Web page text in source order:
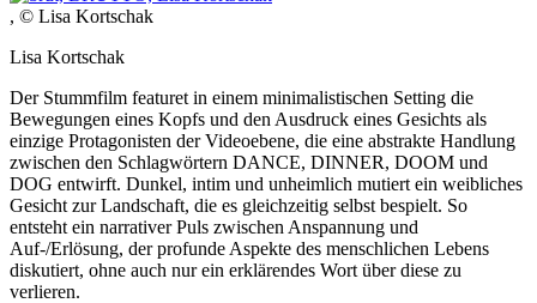
, © Lisa Kortschak
Lisa Kortschak
Der Stummfilm featuret in einem minimalistischen Setting die
Bewegungen eines Kopfs und den Ausdruck eines Gesichts als
einzige Protagonisten der Videoebene, die eine abstrakte Handlung
zwischen den Schlagwörtern DANCE, DINNER, DOOM und
DOG entwirft. Dunkel, intim und unheimlich mutiert ein weibliches
Gesicht zur Landschaft, die es gleichzeitig selbst bespielt. So
entsteht ein narrativer Puls zwischen Anspannung und
Auf-/Erlösung, der profunde Aspekte des menschlichen Lebens
diskutiert, ohne auch nur ein erklärendes Wort über diese zu
verlieren.